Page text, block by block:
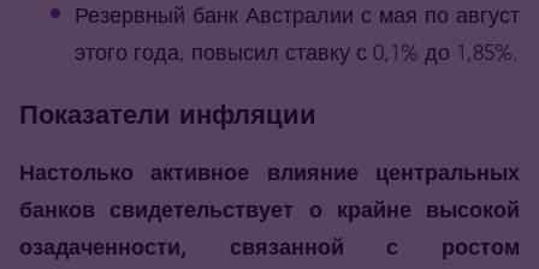
Резервный банк Австралии с мая по август
этого года, повысил ставку с 0,1% до 1,85%.
Показатели инфляции
Настолько активное влияние центральных
банков свидетельствует о крайне высокой
озадаченности, связанной с ростом